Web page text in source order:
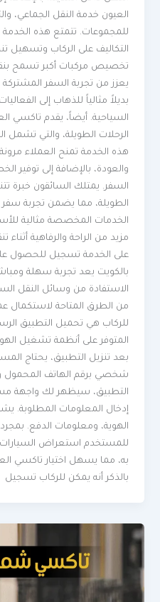
العيون خدمة النقل الجماعي، والتي
للمجموعات. تتمتع هذه الخدمة
التكاليف على الركاب وتسهيل
تخصيص مركبات أكبر تسمح بنقل
يعزز من تجربة السفر المشتركة
بديلاً مثالياً للذهاب إلى
السياحية. أيضاً، يقدم تاكسي
الرحلات الطويلة، والتي تشمل
هذه الخدمة تمنح العملاء مرونة
والعودة، بالإضافة إلى توفير
السفر. يمتلك السائقون خبرة
الطويلة، مما يضمن تجربة سفر
الخدمات المخصصة مثالية للأسر
مزيد من الراحة والرفاهية أثناء
على الخدمة تسجيل للحصول على
بالكويت يعد تجربة سهلة
الاستفادة من وسائل النقل
من الطرق المتاحة لاستكمال
للركاب هي تحميل التطبيق
بعد تنزيل التطبيق، يحتاج
شخصي برقم الهاتف المحمول
التطبيق، سيظهر لك واجهة
إدخال المعلومات المطلوبة.
الهوية، ومعلومات الدفع. بمجرد
للمستخدم استعراض السيارات
به، مما يسهل اختيار تاكسي
بالذكر أنه يمكن للركاب تسجيل